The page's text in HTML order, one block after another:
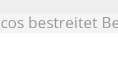
bestreitet